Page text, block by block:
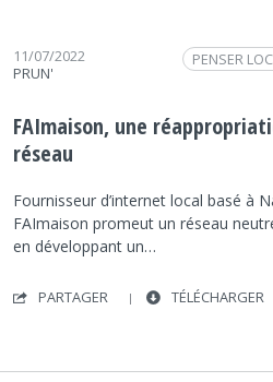
11/07/2022
PRUN'
PENSER
FAImaison, une
réseau
Fournisseur d’internet local basé à
FAImaison promeut un réseau
en développant un…
PARTAGER TÉLÉCHARGER